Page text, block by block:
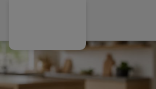
Ihr exklusives Kunden-Magazin